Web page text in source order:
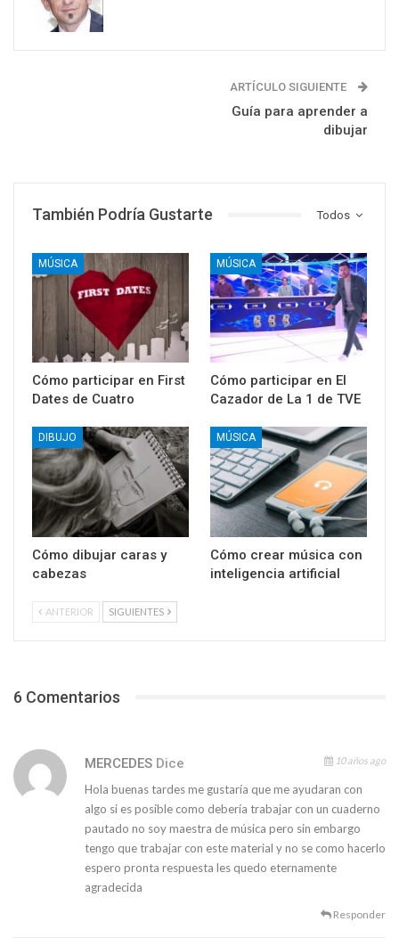
ARTÍCULO SIGUIENTE
Guía para aprender a
dibujar
Todos
También Podría Gustarte
MÚSICA
Cómo participar en First
Dates de Cuatro
MÚSICA
Cómo participar en El
Cazador de La 1 de TVE
DIBUJO
Cómo dibujar caras y
cabezas
MÚSICA
Cómo crear música con
inteligencia artificial
ANTERIOR SIGUIENTES
6 Comentarios
MERCEDES Dice 10 años ago
Hola buenas tardes me gustaría que me ayudaran con
algo si es posible como debería trabajar con un cuaderno
pautado no soy maestra de música pero sin embargo
tengo que trabajar con este material y no se como hacerlo
espero pronta respuesta les quedo eternamente
agradecida
Responder